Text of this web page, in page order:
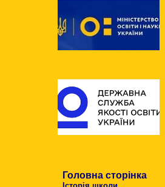
Головна сторінка